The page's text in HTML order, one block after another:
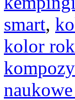
smart,
kolor